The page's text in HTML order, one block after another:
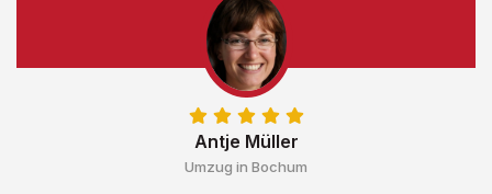
Antje Müller
Umzug in Bochum